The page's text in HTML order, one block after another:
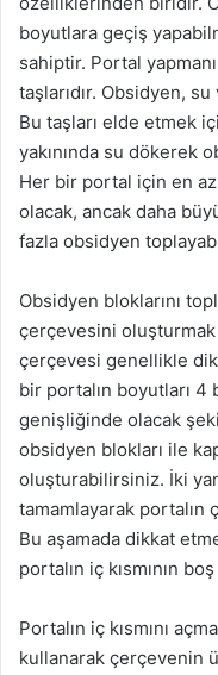
boyutlara geçiş
sahiptir. Portal
taşlarıdır. Obsidyen,
Bu taşları elde etmek
yakınında su dökerek
Her bir portal için en az
olacak, ancak daha
fazla obsidyen
Obsidyen bloklarını
çerçevesini oluşturmak
çerçevesi genellikle
bir portalın boyutları
genişliğinde olacak
obsidyen blokları ile
oluşturabilirsiniz. İki
tamamlayarak
Bu aşamada dikkat
portalın iç kısmının boş
Portalın iç kısmını
kullanarak çerçevenin